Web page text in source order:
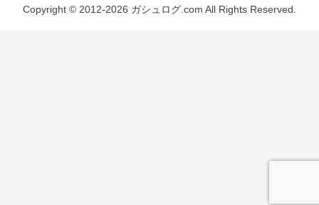
Copyright © 2012-2026 ガシュログ.com All Rights Reserved.